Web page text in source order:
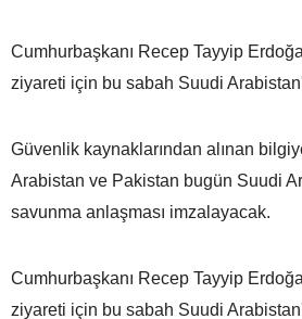
Cumhurbaşkanı Recep Tayyip
ziyareti için bu sabah Suudi
Güvenlik kaynaklarından alınan
Arabistan ve Pakistan bugün Suudi
savunma anlaşması imzalayacak.
Cumhurbaşkanı Recep Tayyip
ziyareti için bu sabah Suudi